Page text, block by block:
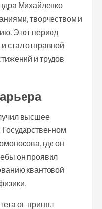
Михайленко
творчеством и
Этот период
стал отправной
и трудов
высшее
где он
он проявил
квантовой
он принял